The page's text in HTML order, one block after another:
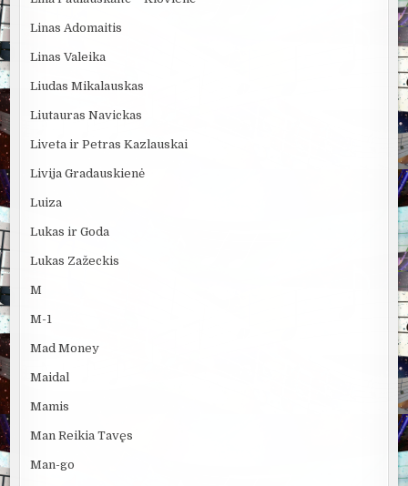
Linas Adomaitis
Linas Valeika
Liudas Mikalauskas
Liutauras Navickas
Liveta ir Petras Kazlauskai
Livija Gradauskienė
Luiza
Lukas ir Goda
Lukas Zažeckis
M
M-1
Mad Money
Maidal
Mamis
Man Reikia Tavęs
Man-go